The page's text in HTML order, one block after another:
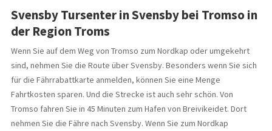
Svensby Tursenter in Svensby bei Tromso in
der Region Troms
Wenn Sie auf dem Weg von Tromso zum Nordkap oder umgekehrt
sind, nehmen Sie die Route über Svensby. Besonders wenn Sie sich
für die Fährrabattkarte anmelden, können Sie eine Menge
Fahrtkosten sparen. Und die Strecke ist auch sehr schön. Von
Tromso fahren Sie in 45 Minuten zum Hafen von Breivikeidet. Dort
nehmen Sie die Fähre nach Svensby. Wenn Sie zum Nordkap